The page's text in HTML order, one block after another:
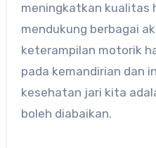
meningkatkan kualitas
mendukung berbagai
keterampilan motorik
pada kemandirian dan
kesehatan jari kita
boleh diabaikan.